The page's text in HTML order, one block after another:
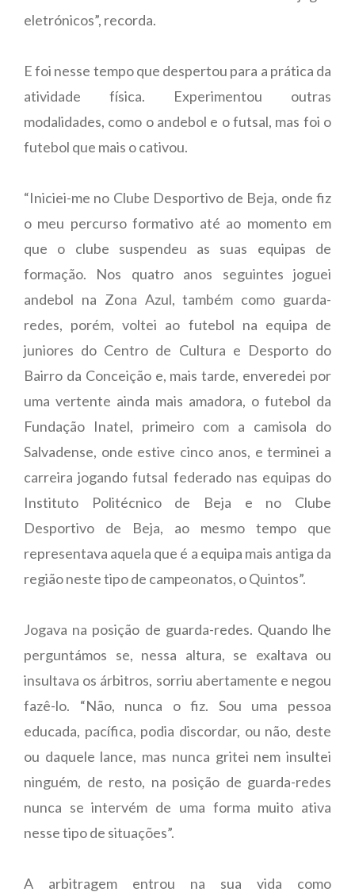
eletrónicos”, recorda.
E foi nesse tempo que despertou para a prática da
atividade física. Experimentou outras
modalidades, como o andebol e o futsal, mas foi o
futebol que mais o cativou.
“Iniciei-me no Clube Desportivo de Beja, onde fiz
o meu percurso formativo até ao momento em
que o clube suspendeu as suas equipas de
formação. Nos quatro anos seguintes joguei
andebol na Zona Azul, também como guarda-
redes, porém, voltei ao futebol na equipa de
juniores do Centro de Cultura e Desporto do
Bairro da Conceição e, mais tarde, enveredei por
uma vertente ainda mais amadora, o futebol da
Fundação Inatel, primeiro com a camisola do
Salvadense, onde estive cinco anos, e terminei a
carreira jogando futsal federado nas equipas do
Instituto Politécnico de Beja e no Clube
Desportivo de Beja, ao mesmo tempo que
representava aquela que é a equipa mais antiga da
região neste tipo de campeonatos, o Quintos”.
Jogava na posição de guarda-redes. Quando lhe
perguntámos se, nessa altura, se exaltava ou
insultava os árbitros, sorriu abertamente e negou
fazê-lo. “Não, nunca o fiz. Sou uma pessoa
educada, pacífica, podia discordar, ou não, deste
ou daquele lance, mas nunca gritei nem insultei
ninguém, de resto, na posição de guarda-redes
nunca se intervém de uma forma muito ativa
nesse tipo de situações”.
A arbitragem entrou na sua vida como